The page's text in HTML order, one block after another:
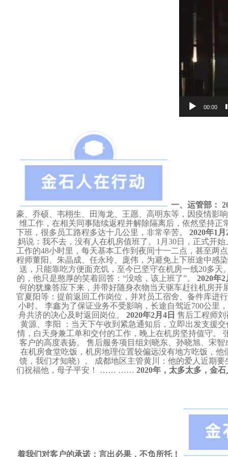
00:00
一、运管部：
豪、乔硕、韦栩生、田海龙、王愿、高明东等，因疫情影
维工作，在相关同事陆续返程并解除隔离后，依然坚持
下班，很多员工路程多达十几公里，非常辛苦。 2020年1月
妈说：我不去，没有人在机房值班了。1月30日，正式开
工作的48小时里，每天基本工作到夜间十一二点，甚至两
程师董阳、朱晶成、任永玲、庞伟，为避免上下班途中感
送，只能靠吃方便面充饥，至今已坚守在机房一线20多
的，他只是憨厚的笑着回答：“没啥，该上班了”。 2020年2
何的犹豫答应下来，并带好随身衣物当天驱车赶往机房
官夏阳等：提前返回工作岗位，并对员工宿舍、备件库进
小时。 李鑫为了保证业务不受影响，长途自驾近700公里
舟共济的决心及时返回岗位。 2020年2月4日 售后工程师
黄源、李阳 ：当天下午收到紧急通知后，立即出发支援
情，白天身兼工单和交付的工作，晚上在机房坚持值守。
客户的高度表扬。 售后服务项目组刘晓东、孙晓旭、宋
在机房食堂吃饭，机房地理位置较偏远没有地方吃饭，
馈，我们才知晓）。 成都地区主管黄川：他的爱人近期
们祝福他，母子平安！ …… …… 2020年，太多太多，金
着我们对客户的承诺：言出必果，不负所托！